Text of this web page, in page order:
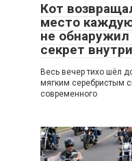
Кот
место
не
секрет
Весь вечер тихо шёл
мягким серебристым
современного